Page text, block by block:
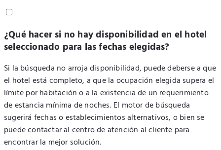
¿Qué hacer si no hay disponibilidad en el hotel
seleccionado para las fechas elegidas?
Si la búsqueda no arroja disponibilidad, puede deberse a que
el hotel está completo, a que la ocupación elegida supera el
límite por habitación o a la existencia de un requerimiento
de estancia mínima de noches. El motor de búsqueda
sugerirá fechas o establecimientos alternativos, o bien se
puede contactar al centro de atención al cliente para
encontrar la mejor solución.